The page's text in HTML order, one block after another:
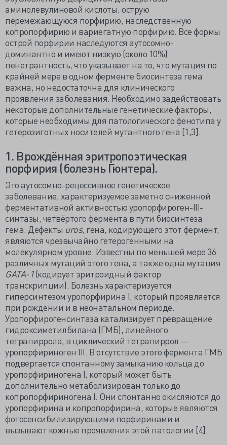
аминолевулиновой кислоты, острую
перемежающуюся порфирию, наследственную
копропорфирию и вариегатную порфирию. Все формы
острой порфирии наследуются аутосомно-
доминантно и имеют низкую (около 10%)
пенетрантность, что указывает на то, что мутация по
крайней мере в одном ферменте биосинтеза гема
важна, но недостаточна для клинического
проявления заболевания. Необходимо задействовать
некоторые дополнительные генетические факторы,
которые необходимы для патологического фенотипа у
гетерозиготных носителей мутантного гена [1,3].
1. Врождённая эритропоэтическая
порфирия (болезнь Гюнтера).
Это аутосомно-рецессивное генетическое
заболевание, характеризуемое заметно сниженной
ферментативной активностью уропорфироген-III-
синтазы, четвёртого фермента в пути биосинтеза
гема. Дефекты uros, гена, кодирующего этот фермент,
являются чрезвычайно гетерогенными на
молекулярном уровне. Известны по меньшей мере 36
различных мутаций этого гена, а также одна мутация
GATA-1(кодирует эритроидный фактор
транскрипции). Болезнь характеризуется
гиперсинтезом уропорфирина I, который проявляется
при рождении и в неонатальном периоде.
Уропорфирогенсинтаза катализирует превращение
гидроксиметилбилана (ГМБ), линейного
тетрапиррола, в циклический тетрапиррол —
уропорфириноген III. В отсутствие этого фермента ГМБ
подвергается спонтанному замыканию кольца до
уропорфириногена I, который может быть
дополнительно метаболизирован только до
копропорфириногена I. Они спонтанно окисляются до
уропорфирина и копропорфирина, которые являются
фотосенсибилизирующими порфиринами и
вызывают кожные проявления этой патологии [4].